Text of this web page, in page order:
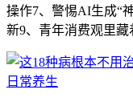
操作7、警惕AI生成“
新9、青年消费观里藏
日常养生